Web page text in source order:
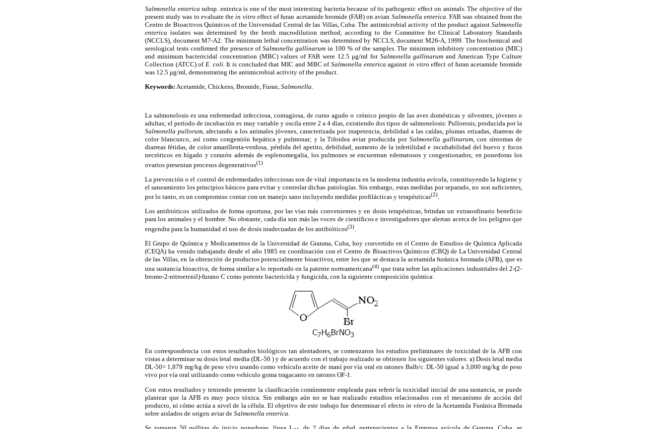
Salmonella enterica subsp. enterica is one of the most interesting bacteria because of its pathogenic effect on animals. The objective of the
present study was to evaluate the in vitro effect of furan acetamide bromide (FAB) on avian Salmonella enterica. FAB was obtained from the
Centro de Bioactivos Químicos of the Universidad Central de las Villas, Cuba. The antimicrobial activity of the product against Salmonella
enterica isolates was determined by the broth macrodilution method, according to the Committee for Clinical Laboratory Standards
(NCCLS), document M7-A2. The minimum lethal concentration was determined by NCCLS, document M26-A, 1999. The biochemical and
serological tests confirmed the presence ofSalmonella gallinarum in 100 % of the samples. The minimum inhibitory concentration (MIC)
and minimum bactericidal concentration (MBC) values of FAB were 12.5 μg/ml for Salmonella gallinarum and American Type Culture
Collection (ATCC) of E. coli. It is concluded that MIC and MBC of Salmonella enterica against in vitro effect of furan acetamide bromide
was 12.5 μg/ml, demonstrating the antimicrobial activity of the product.
Keywords: Acetamide, Chickens, Bromide, Furan, Salmonella.
La salmonelosis es una enfermedad infecciosa, contagiosa, de curso agudo o crónico propio de las aves domésticas y silvestres, jóvenes o
adultas; el período de incubación es muy variable y oscila entre 2 a 4 días, existiendo dos tipos de salmonelosis: Pullorosis, producida por la
Salmonella pullorum, afectando a los animales jóvenes, caracterizada por inapetencia, debilidad a las caídas, plumas erizadas, diarreas de
color blancuzco, así como congestión hepática y pulmonar; y la Tifoidea aviar producida porSalmonella gallinarum, con síntomas de
diarreas fétidas, de color amarillenta-verdosa, pérdida del apetito, debilidad, aumento de la infertilidad e incubabilidad del huevo y focos
necróticos en hígado y corazón además de esplenomegalia, los pulmones se encuentran edematosos y congestionados; en ponedoras los
ovarios presentan procesos degenerativos(1)
La prevención o el control de enfermedades infecciosas son de vital importancia en la moderna industria avícola, constituyendo la higiene y
el saneamiento los principios básicos para evitar y controlar dichas patologías. Sin embargo, estas medidas por separado, no son suficientes,
por lo tanto, es un compromiso contar con un manejo sano incluyendo medidas profilácticas y terapéuticas(2).
Los antibióticos utilizados de forma oportuna, por las vías más convenientes y en dosis terapéuticas, brindan un extraordinario beneficio
para los animales y el hombre. No obstante, cada día son más las voces de científicos e investigadores que alertan acerca de los peligros que
engendra para la humanidad el uso de dosis inadecuadas de los antibióticos(3)
El Grupo de Química y Medicamentos de la Universidad de Granma, Cuba, hoy convertido en el Centro de Estudios de Química Aplicada
(CEQA) ha venido trabajando desde el año 1985 en coordinación con el Centro de Bioactivos Químicos (CBQ) de La Universidad Central
de las Villas, en la obtención de productos potencialmente bioactivos, entre los que se destaca la acetamida furánica bromada (AFB), que es
una sustancia bioactiva, de forma similar a lo reportado en la patente norteamericana(4) que trata sobre las aplicaciones industriales del 2-(2-
bromo-2-nitroetenil)-furano C como potente bactericida y fungicida, con la siguiente composición química:
En correspondencia con estos resultados biológicos tan alentadores, se comenzaron los estudios preliminares de toxicidad de la AFB con
vistas a determinar su dosis letal media (DL-50 ) y de acuerdo con el trabajo realizado se obtienen los siguientes valores: a) Dosis letal media
DL-50= 1,879 mg/kg de peso vivo usando como vehículo aceite de maní por vía oral en ratones Balb/c. DL-50 igual a 3,000 mg/kg de peso
vivo por vía oral utilizando como vehículo goma tragacanto en ratones OF-1.
Con estos resultados y teniendo presente la clasificación comúnmente empleada para referir la toxicidad inicial de una sustancia, se puede
plantear que la AFB es muy poco tóxica. Sin embargo aún no se han realizado estudios relacionados con el mecanismo de acción del
producto, ni cómo actúa a nivel de la célula. El objetivo de este trabajo fue determinar el efecto in vitro de la Acetamida Furánica Bromada
sobre aislados de origen aviar de Salmonella enterica.